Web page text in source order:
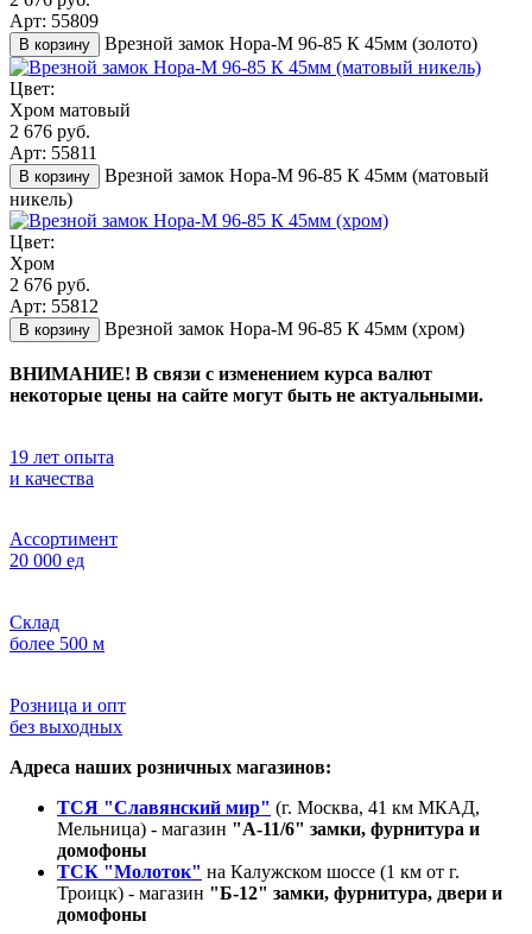
Арт: 55809
В корзину Врезной замок Нора-М 96-85 К 45мм (золото)
Цвет:
Хром матовый
2 676 руб.
Арт: 55811
В корзину
Врезной замок Нора-М 96-85 К 45мм (матовый
никель)
Цвет:
Хром
2 676 руб.
Арт: 55812
В корзину Врезной замок Нора-М 96-85 К 45мм (хром)
ВНИМАНИЕ! В связи с изменением курса валют
некоторые цены на сайте могут быть не актуальными.
19 лет опыта
и качества
Ассортимент
20 000 ед
Склад
более 500 м
Розница и опт
без выходных
Адреса наших розничных магазинов:
ТСЯ "Славянский мир" (г. Москва, 41 км МКАД,
Мельница) - магазин "А-11/6" замки, фурнитура и
домофоны
ТСК "Молоток" на Калужском шоссе (1 км от г.
Троицк) - магазин "Б-12" замки, фурнитура, двери и
домофоны